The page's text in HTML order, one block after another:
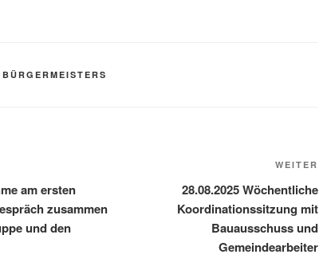
am ersten
zusammen
und den
WEITER
28.08.2025 Wöchentliche
Koordinationssitzung mit
Bauausschuss und
Gemeindearbeiter